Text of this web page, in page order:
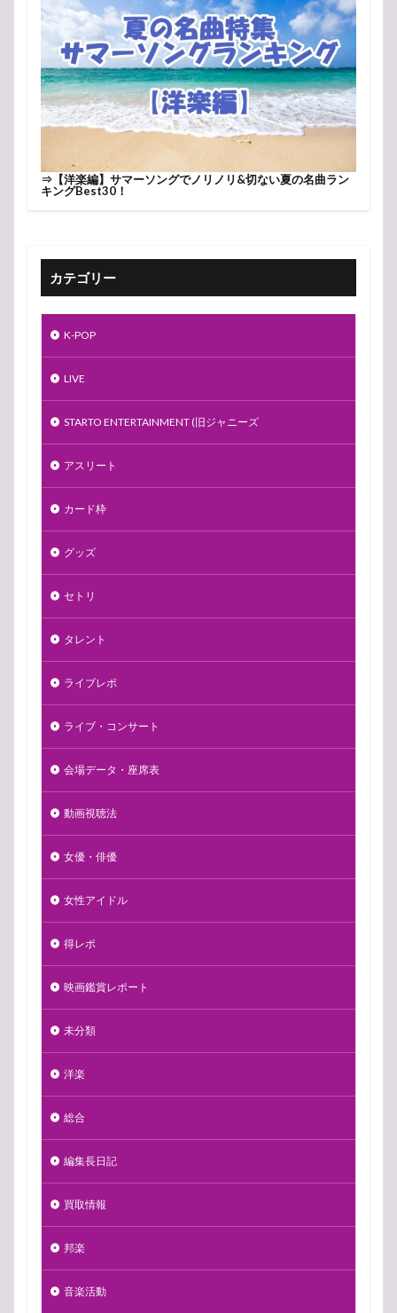
⇒ 【洋楽編】サマーソングでノリノリ&切ない夏の名曲ラン
キングBest30！
カテゴリー
K-POP
LIVE
STARTO ENTERTAINMENT (旧ジャニーズ
アスリート
カード枠
グッズ
セトリ
タレント
ライブレポ
ライブ・コンサート
会場データ・座席表
動画視聴法
女優・俳優
女性アイドル
得レポ
映画鑑賞レポート
未分類
洋楽
総合
編集長日記
買取情報
邦楽
音楽活動